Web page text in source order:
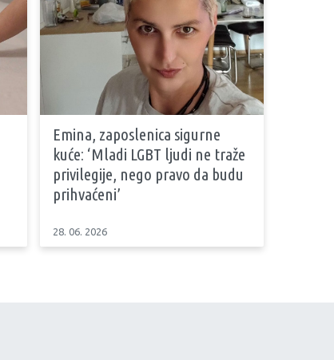
Emina, zaposlenica sigurne
kuće: ‘Mladi LGBT ljudi ne traže
privilegije, nego pravo da budu
prihvaćeni’
28. 06. 2026